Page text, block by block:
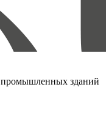
промышленных зданий